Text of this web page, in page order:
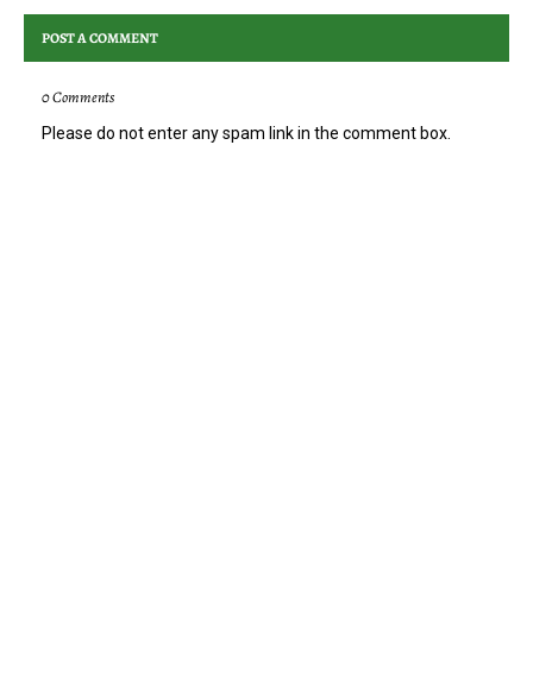
POST A COMMENT
0 Comments
Please do not enter any spam link in the comment box.